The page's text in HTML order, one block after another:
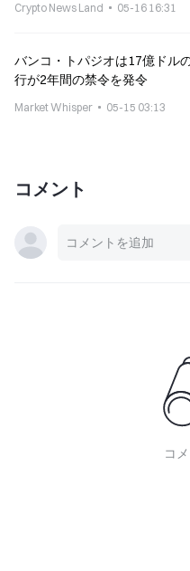
Crypto News Land 05-16 16:31
バンコ・トパジオは17億ドル
行が2年間の禁令を発令
Market Whisper 05-15 03:13
コメント
コ